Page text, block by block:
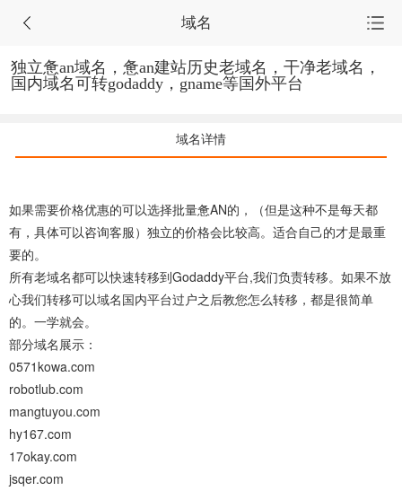
域名
首页
会员中心
独立惫an域名，惫an建站历史老域名，干净老域名，
国内域名可转godaddy，gname等国外平台
域名详情
如果需要价格优惠的可以选择批量惫AN的，（但是这种不是每天都
有，具体可以咨询客服）独立的价格会比较高。适合自己的才是最重
要的。
所有老域名都可以快速转移到Godaddy平台,我们负责转移。如果不放
心我们转移可以域名国内平台过户之后教您怎么转移，都是很简单
的。一学就会。
部分域名展示：
0571kowa.com
robotlub.com
mangtuyou.com
hy167.com
17okay.com
jsqer.com